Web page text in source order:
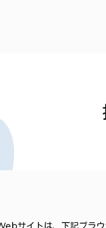
サイトは、下記ブラウ